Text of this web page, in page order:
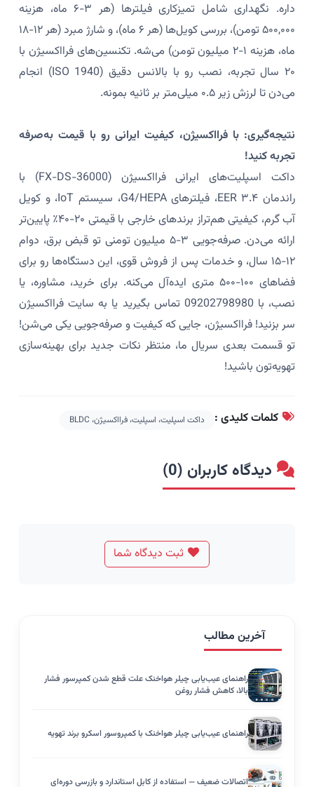
آخرین مطالب
راهنمای عیب‌یابی چیلر هواخنک علت قطع شدن کمپرسور فشار
بالا، کاهش فشار روغن
راهنمای عیب‌یابی چیلر هواخنک با کمپروسور اسکرو برند تهویه
اتصالات ضعیف — استفاده از کابل استاندارد و بازرسی دوره‌ای
داره. نگهداری شامل تمیزکاری فیلترها (هر ۳-۶ ماه، هزینه
۵۰۰,۰۰۰ تومن)، بررسی کویل‌ها (هر ۶ ماه)، و شارژ مبرد (هر ۱۲-۱۸
ماه، هزینه ۱-۲ میلیون تومن) می‌شه. تکنسین‌های فرااکسیژن با
۲۰ سال تجربه، نصب رو با بالانس دقیق (ISO 1940) انجام
می‌دن تا لرزش زیر ۰.۵ میلی‌متر بر ثانیه بمونه.
نتیجه‌گیری: با فرااکسیژن، کیفیت ایرانی رو با قیمت به‌صرفه
تجربه کنید!
داکت اسپلیت‌های ایرانی فرااکسیژن (FX-DS-36000) با
راندمان EER ۳.۴، فیلترهای G4/HEPA، سیستم IoT، و کویل
آب گرم، کیفیتی هم‌تراز برندهای خارجی با قیمتی ۲۰-۴۰٪ پایین‌تر
ارائه می‌دن. صرفه‌جویی ۳-۵ میلیون تومنی تو قبض برق، دوام
۱۲-۱۵ سال، و خدمات پس از فروش قوی، این دستگاه‌ها رو برای
فضاهای ۱۰۰-۵۰۰ متری ایده‌آل می‌کنه. برای خرید، مشاوره، یا
نصب، با 09202798980 تماس بگیرید یا به سایت فرااکسیژن
سر بزنید! فرااکسیژن، جایی که کیفیت و صرفه‌جویی یکی می‌شن!
تو قسمت بعدی سریال ما، منتظر نکات جدید برای بهینه‌سازی
تهویه‌تون باشید!
کلمات کلیدی : داکت اسپلیت، اسپلیت، فرااکسیژن، BLDC
دیدگاه کاربران (0)
ثبت دیدگاه شما